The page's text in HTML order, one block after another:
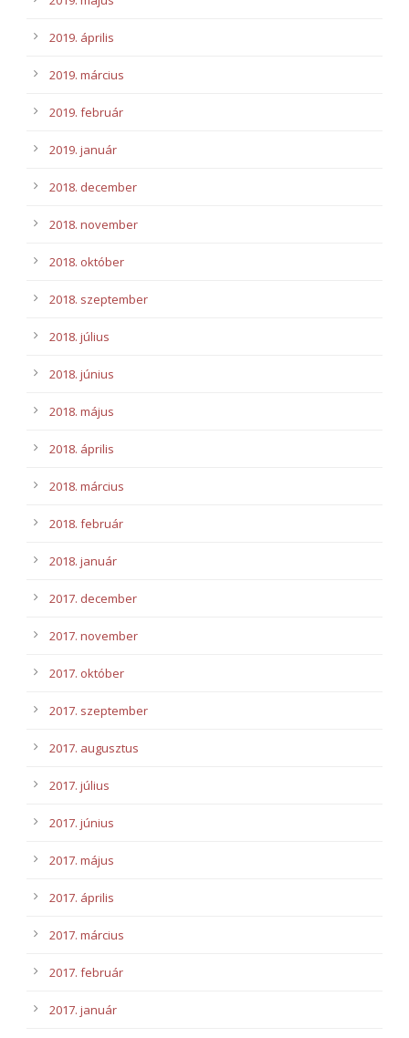
2019. április
2019. március
2019. február
2019. január
2018. december
2018. november
2018. október
2018. szeptember
2018. július
2018. június
2018. május
2018. április
2018. március
2018. február
2018. január
2017. december
2017. november
2017. október
2017. szeptember
2017. augusztus
2017. július
2017. június
2017. május
2017. április
2017. március
2017. február
2017. január